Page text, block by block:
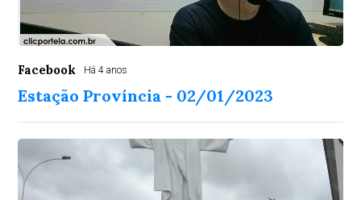
Facebook Há 4 anos
Estação Província - 02/01/2023